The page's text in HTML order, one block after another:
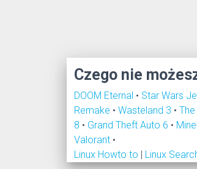
Czego nie
DOOM Eternal • Star Wars
Remake • Wasteland 3 •
8 • Grand Theft Auto 6 •
Valorant •
Linux Howto to | Linux